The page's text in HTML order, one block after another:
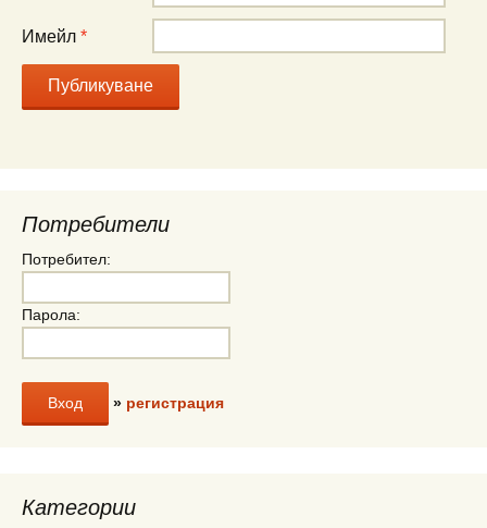
Имейл *
Потребители
Потребител:
Парола:
» регистрация
Категории